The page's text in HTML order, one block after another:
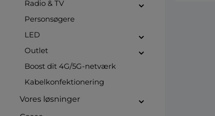
Radio & TV
Personsøgere
LED
Outlet
Boost dit 4G/5G-netværk
Kabelkonfektionering
Vores løsninger